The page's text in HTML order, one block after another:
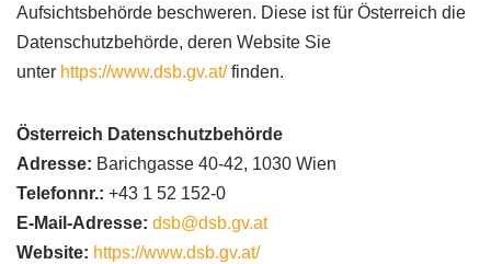
Aufsichtsbehörde beschweren. Diese ist für Österreich die
Datenschutzbehörde, deren Website Sie
unter https://www.dsb.gv.at/finden.
Österreich Datenschutzbehörde
Adresse: Barichgasse 40-42, 1030 Wien
Telefonnr.: +43 1 52 152-0
E-Mail-Adresse: dsb@dsb.gv.at
Website: https://www.dsb.gv.at/